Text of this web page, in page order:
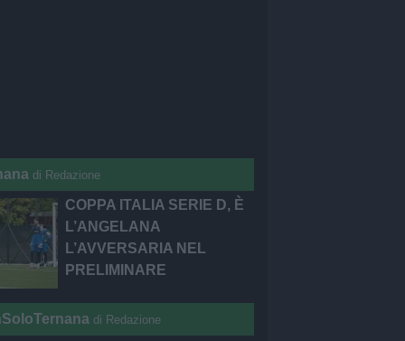
di Redazione
COPPA ITALIA SERIE D, È
L’ANGELANA
L’AVVERSARIA NEL
PRELIMINARE
di Redazione